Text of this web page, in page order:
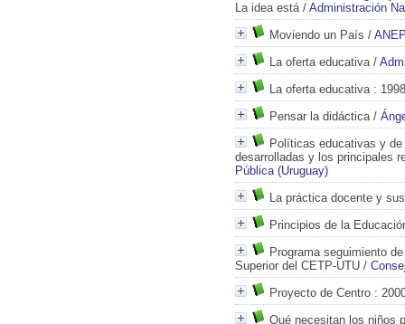
La idea está/ Administración
Moviendo un País /
La oferta educativa/
La oferta educativa: 1998
Pensar la didáctica/
Políticas educativas y de
desarrolladas y los principales
Pública (Uruguay)
La práctica docente y
Principios de la
Programa seguimiento
Superior del CETP-UTU /
Proyecto de Centro :
Qué necesitan los niños